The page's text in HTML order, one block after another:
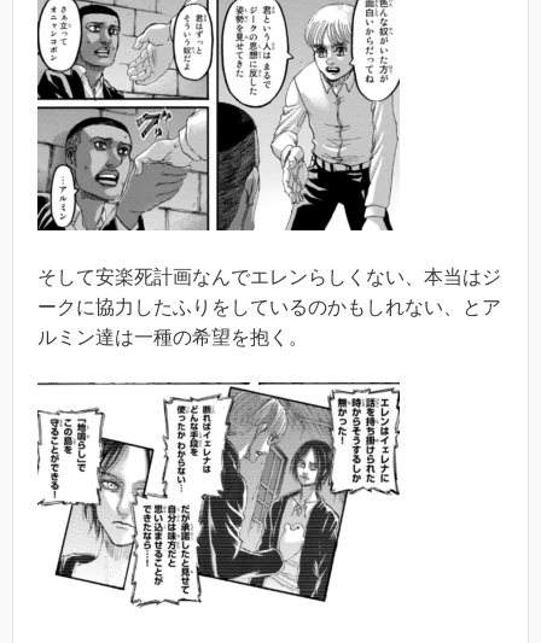
そして安楽死計画なんでエレンらしくない、本当はジ
ークに協力したふりをしているのかもしれない、とア
ルミン達は一種の希望を抱く。